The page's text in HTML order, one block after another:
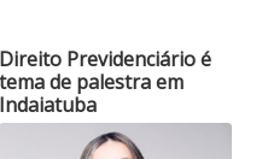
Direito Previdenciário é
tema de palestra em
Indaiatuba